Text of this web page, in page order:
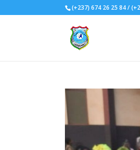
(+237) 674 26 25 84 /